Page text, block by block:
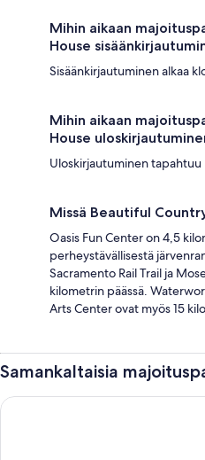
Mihin aikaan
House
Sisäänkirjautuminen alkaa
Mihin aikaan
House
Uloskirjautuminen tapahtuu
Missä Beautiful
Oasis Fun Center on 4,5
perheystävällisestä
Sacramento Rail Trail ja
kilometrin päässä.
Arts Center ovat myös 15
Samankaltaisia
Jacob's Well